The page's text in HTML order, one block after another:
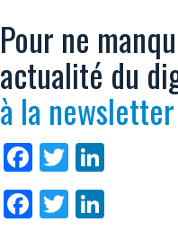
Pour ne
actualité du
à la
Facebook
Twitter
Facebook
Twitter